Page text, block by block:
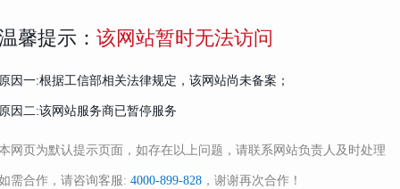
馨提示： 该网站暂时无法访问
因一:根据工信部相关法律规定，该网站尚未备案；
因二:该网站服务商已暂停服务
网页为默认提示页面，如存在以上问题，请联系网站负责人及时处理
需合作，请咨询客服: 4000-899-828 ，谢谢再次合作！